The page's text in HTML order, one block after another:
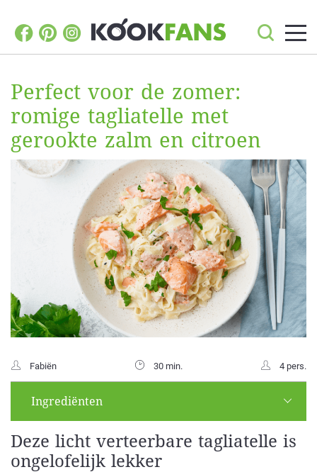
Perfect voor de zomer:
romige tagliatelle met
gerookte zalm en citroen
Fabiën 30 min. 4 pers.
Ingrediënten
Deze licht verteerbare tagliatelle is
ongelofelijk lekker